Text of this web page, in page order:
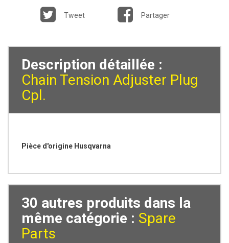
Tweet Partager
Description détaillée :
Chain Tension Adjuster Plug
Cpl.
Pièce d'origine Husqvarna
30 autres produits dans la
même catégorie : Spare
Parts